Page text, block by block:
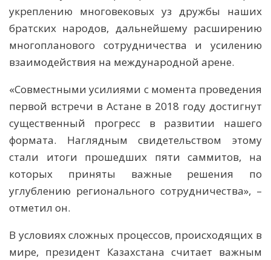
укреплению многовековых уз дружбы наших
братских народов, дальнейшему расширению
многопланового сотрудничества и усилению
взаимодействия на международной арене.
«Совместными усилиями с момента проведения
первой встречи в Астане в 2018 году достигнут
существенный прогресс в развитии нашего
формата. Наглядным свидетельством этому
стали итоги прошедших пяти саммитов, на
которых приняты важные решения по
углублению регионального сотрудничества», –
отметил он.
В условиях сложных процессов, происходящих в
мире, президент Казахстана считает важным